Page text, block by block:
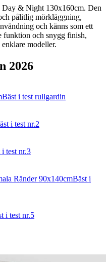
Day & Night 130x160cm. Den
pålitlig mörkläggning,
och känns som ett
funktion och snygg finish,
modeller.
2026
Bäst i test rullgardin
i test nr.2
i test nr.3
Ränder 90x140cmBäst i
i test nr.5